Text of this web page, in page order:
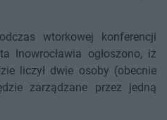
wtorkowej konferencji
Inowrocławia ogłoszono, iż
liczył dwie osoby (obecnie
zarządzane przez jedną